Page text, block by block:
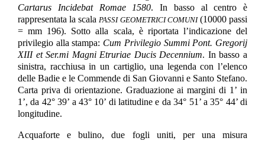
Cartarus Incidebat Romae 1580. In basso al centro è
rappresentata la scala PASSI GEOMETRICI COMUNI(10000 passi
= mm 196). Sotto alla scala, è riportata l’indicazione del
privilegio alla stampa: Cum Privilegio Summi Pont. Gregorij
XIII et Ser.mi Magni Etruriae Ducis Decennium. In basso a
sinistra, racchiusa in un cartiglio, una legenda con l’elenco
delle Badie e le Commende di San Giovanni e Santo Stefano.
Carta priva di orientazione. Graduazione ai margini di 1’ in
1’, da 42° 39’ a 43° 10’ di latitudine e da 34° 51’ a 35° 44’ di
longitudine.
Acquaforte e bulino, due fogli uniti, per una misura